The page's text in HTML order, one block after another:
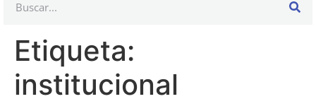
Etiqueta:
institucional